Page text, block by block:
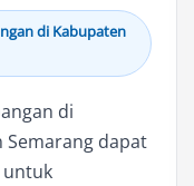
di Kabupaten
di
Semarang dapat
untuk